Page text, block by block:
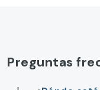
Preguntas